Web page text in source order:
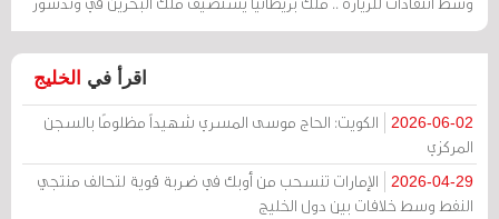
اقرأ في الخليج
2026-06-02
الكويت: الحاج موسى المسري شهيداً مظلومًا بالسجن
المركزي
2026-04-29
الإمارات تنسحب من أوبك في ضربة قوية لتحالف منتجي
النفط وسط خلافات بين دول الخليج